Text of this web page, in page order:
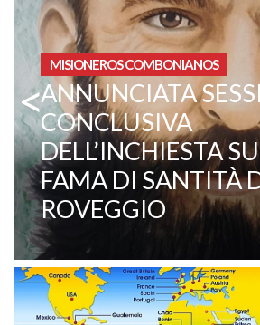
< MISIONEROS COMBONIANOS
PADRE EZECHIELE
TESTIMONIANZA
VOCAZIONE E